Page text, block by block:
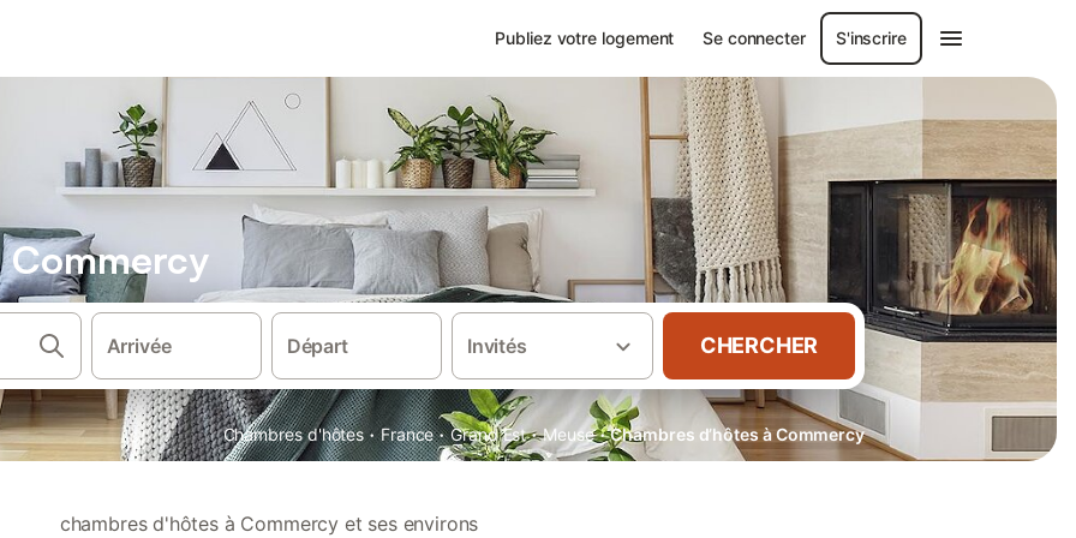
Publiez votre logement Se connecter S'inscrire
Arrivée Départ Invités CHERCHER
Chambres d'hôtes · France · Grand Est · Meuse · Chambres d’hôtes à Commercy
chambres d'hôtes à Commercy et ses environs